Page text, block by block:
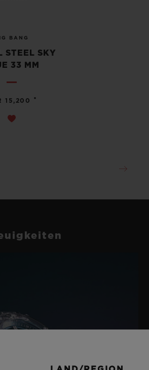
BANG
STEEL SKY
33 MM
15,200 •